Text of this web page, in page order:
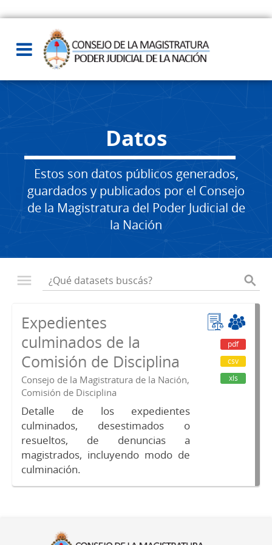
Datos
Estos son datos públicos generados,
guardados y publicados por el Consejo
de la Magistratura del Poder Judicial de
la Nación
Expedientes
culminados de la
Comisión de Disciplina
Consejo de la Magistratura de la Nación,
Comisión de Disciplina
Detalle de los expedientes
culminados, desestimados o
resueltos, de denuncias a
magistrados, incluyendo modo de
culminación.
pdf
csv
xls